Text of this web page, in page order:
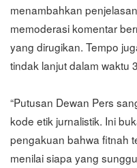
menambahkan
memoderasi komentar
yang dirugikan. Tempo
tindak lanjut dalam waktu
“Putusan Dewan Pers
kode etik jurnalistik. Ini
pengakuan bahwa fitnah
menilai siapa yang